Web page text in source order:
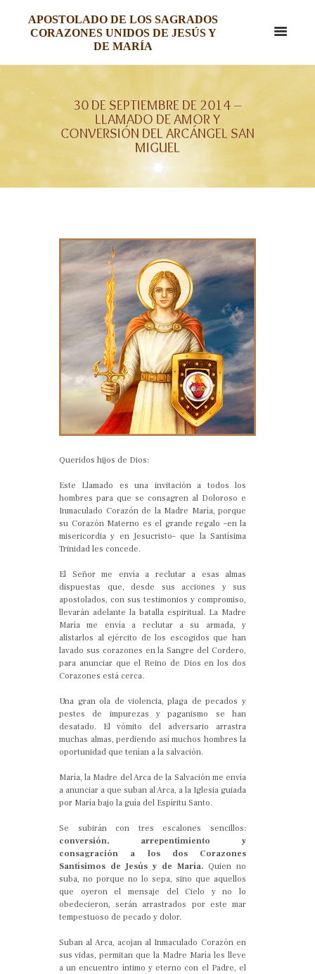
APOSTOLADO DE LOS SAGRADOS
CORAZONES UNIDOS DE JESÚS Y
DE MARÍA
30 DE SEPTIEMBRE DE 2014 –
LLAMADO DE AMOR Y
CONVERSIÓN DEL ARCÁNGEL SAN
MIGUEL
Queridos hijos de Dios:
Este Llamado es una invitación a todos los
hombres para que se consagren al Doloroso e
Inmaculado Corazón de la Madre María, porque
su Corazón Materno es el grande regalo –en la
misericordia y en Jesucristo– que la Santísima
Trinidad les concede.
El Señor me envía a reclutar a esas almas
dispuestas que, desde sus acciones y sus
apostolados, con sus testimonios y compromiso,
llevarán adelante la batalla espiritual. La Madre
María me envía a reclutar a su armada, y
alistarlos al ejército de los escogidos que han
lavado sus corazones en la Sangre del Cordero,
para anunciar que el Reino de Dios en los dos
Corazones está cerca.
Una gran ola de violencia, plaga de pecados y
pestes de impurezas y paganismo se han
desatado. El vómito del adversario arrastra
muchas almas, perdiendo así muchos hombres la
oportunidad que tenían a la salvación.
María, la Madre del Arca de la Salvación me envía
a anunciar a que suban al Arca, a la Iglesia guiada
por María bajo la guía del Espíritu Santo.
Se subirán con tres escalones sencillos:
conversión, arrepentimiento y
consagración a los dos Corazones
Santísimos de Jesús y de María. Quien no
suba, no porque no lo sepa, sino que aquellos
que oyeron el mensaje del Cielo y no lo
obedecieron, serán arrastrados por este mar
tempestuoso de pecado y dolor.
Suban al Arca, acojan al Inmaculado Corazón en
sus vidas, permitan que la Madre María les lleve
a un encuentro íntimo y eterno con el Padre, el